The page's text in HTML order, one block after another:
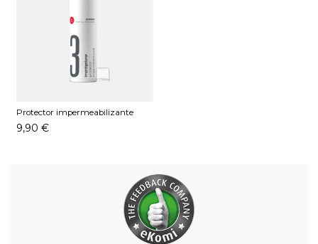
Protector impermeabilizante
Pedag 250 ML
9,90 €